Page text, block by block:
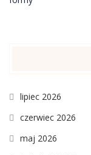
lipiec 2026
czerwiec 2026
maj 2026